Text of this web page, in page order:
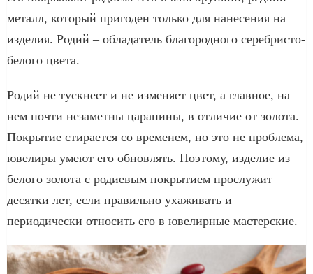
металл, который пригоден только для нанесения на
изделия. Родий – обладатель благородного серебристо-
белого цвета.
Родий не тускнеет и не изменяет цвет, а главное, на
нем почти незаметны царапины, в отличие от золота.
Покрытие стирается со временем, но это не проблема,
ювелиры умеют его обновлять. Поэтому, изделие из
белого золота с родиевым покрытием прослужит
десятки лет, если правильно ухаживать и
периодически относить его в ювелирные мастерские.